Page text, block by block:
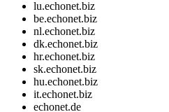
lu.echonet.biz
be.echonet.biz
nl.echonet.biz
dk.echonet.biz
hr.echonet.biz
sk.echonet.biz
hu.echonet.biz
it.echonet.biz
echonet.de